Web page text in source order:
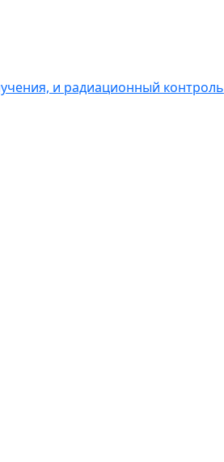
и радиационный контроль